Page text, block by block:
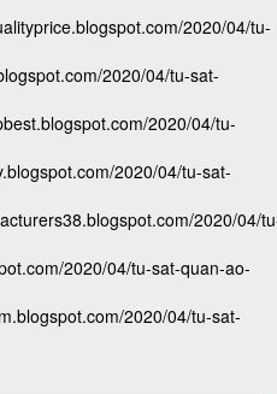
2020/04/tu-
2020/04/tu-sat-
2020/04/tu-
2020/04/tu-sat-
2020/04/
2020/04/tu-sat-quan-ao-
2020/04/tu-sat-